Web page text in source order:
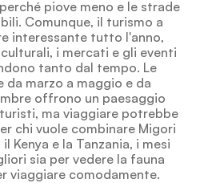
piove meno e le strade
Comunque, il turismo a
interessante tutto l'anno,
i mercati e gli eventi
tanto dal tempo. Le
da marzo a maggio e da
offrono un paesaggio
ma viaggiare potrebbe
chi vuole combinare Migori
Kenya e la Tanzania, i mesi
sia per vedere la fauna
viaggiare comodamente.